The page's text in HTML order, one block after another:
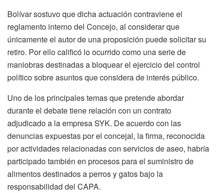
Bolívar sostuvo que dicha actuación contraviene el
reglamento interno del Concejo, al considerar que
únicamente el autor de una proposición puede solicitar su
retiro. Por ello calificó lo ocurrido como una serie de
maniobras destinadas a bloquear el ejercicio del control
político sobre asuntos que considera de interés público.
Uno de los principales temas que pretende abordar
durante el debate tiene relación con un contrato
adjudicado a la empresa SYK. De acuerdo con las
denuncias expuestas por el concejal, la firma, reconocida
por actividades relacionadas con servicios de aseo, habría
participado también en procesos para el suministro de
alimentos destinados a perros y gatos bajo la
responsabilidad del CAPA.